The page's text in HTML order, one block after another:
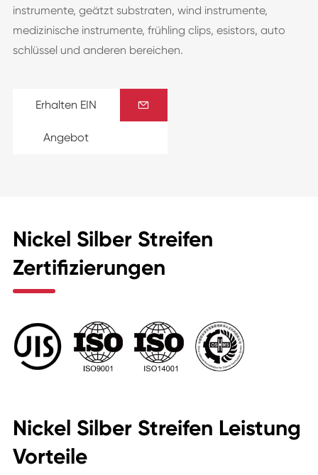
instrumente, geätzt substraten, wind instrumente,
medizinische instrumente, frühling clips, esistors, auto
schlüssel und anderen bereichen.
Erhalten EIN
Angebot

Nickel Silber Streifen
Zertifizierungen
Nickel Silber Streifen Leistung
Vorteile